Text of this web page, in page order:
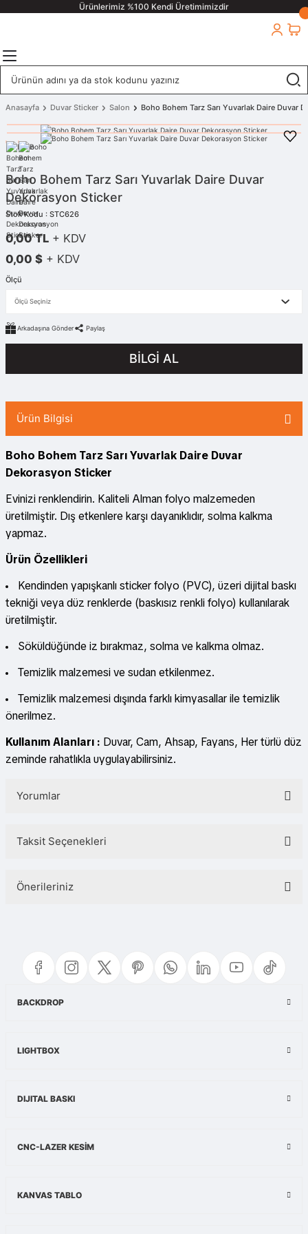
Ürünlerimiz %100 Kendi Üretimimizdir
Anasayfa Duvar Sticker Salon Boho Bohem Tarz Sarı Yuvarlak Daire Duvar
Boho Bohem Tarz Sarı Yuvarlak Daire Duvar
Dekorasyon Sticker
Stok Kodu : STC626
0,00 TL + KDV
0,00 $ + KDV
Ölçü
Arkadaşına Gönder Paylaş
BİLGİ AL
Ürün Bilgisi
Boho Bohem Tarz Sarı Yuvarlak Daire Duvar
Dekorasyon Sticker
Evinizi renklendirin. Kaliteli Alman folyo malzemeden
üretilmiştir. Dış etkenlere karşı dayanıklıdır, solma kalkma
yapmaz.
Ürün Özellikleri
Kendinden yapışkanlı sticker folyo (PVC), üzeri dijital baskı
tekniği veya düz renklerde (baskısız renkli folyo) kullanılarak
üretilmiştir.
Söküldüğünde iz bırakmaz, solma ve kalkma olmaz.
Temizlik malzemesi ve sudan etkilenmez.
Temizlik malzemesi dışında farklı kimyasallar ile temizlik
önerilmez.
Kullanım Alanları : Duvar, Cam, Ahsap, Fayans, Her türlü düz
zeminde rahatlıkla uygulayabilirsiniz.
Yorumlar
Taksit Seçenekleri
Önerileriniz
Görüş ve önerileriniz için teşekkür ederiz.
Ürün resmi kalitesiz, bozuk veya görüntülenemiyor.
BACKDROP
LIGHTBOX
DIJITAL BASKI
CNC-LAZER KESİM
KANVAS TABLO